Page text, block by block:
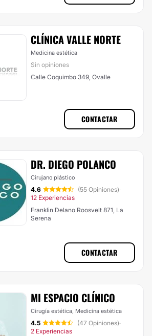
CLÍNICA VALLE NORTE
Medicina estética
Sin opiniones
Calle Coquimbo 349, Ovalle
CONTACTAR
DR. DIEGO POLANCO
Cirujano plástico
4.6 (55 Opiniones)·
12 Experiencias
Franklin Delano Roosvelt 871, La
Serena
CONTACTAR
MI ESPACIO CLÍNICO
Cirugía estética, Medicina estética
4.5 (47 Opiniones)·
2 Experiencias